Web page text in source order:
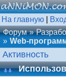
На главную
Форум
Web-
Активность